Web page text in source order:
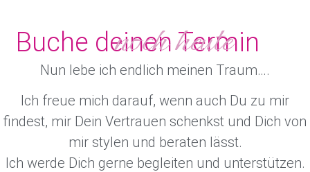
Buche deinen Termin
noch heute
Nun lebe ich endlich meinen Traum….
Ich freue mich darauf, wenn auch Du zu mir
findest, mir Dein Vertrauen schenkst und Dich von
mir stylen und beraten lässt.
Ich werde Dich gerne begleiten und unterstützen.